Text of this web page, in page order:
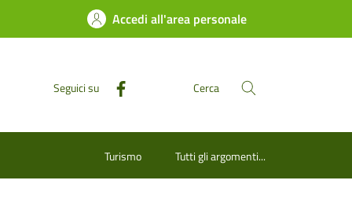
Accedi all'area personale
Seguici su Cerca
Turismo Tutti gli argomenti...